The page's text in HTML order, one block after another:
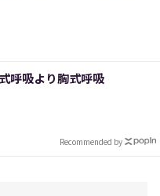
呼吸より胸式呼吸
Recommended by